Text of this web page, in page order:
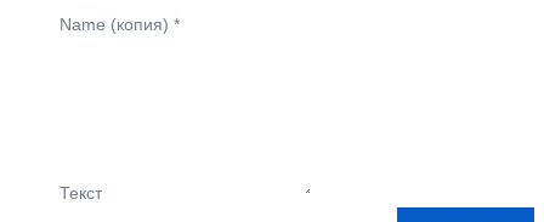
Name (копия) *
Текст